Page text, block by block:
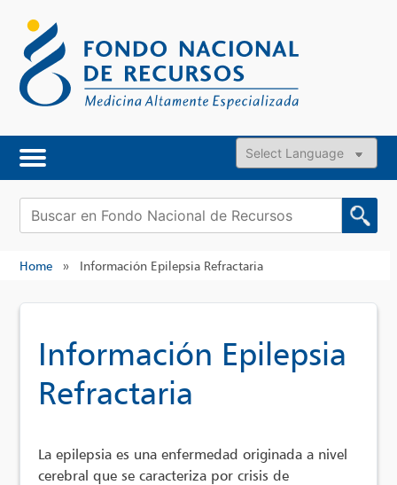
content
Powered by
Buscar:
Home » Información Epilepsia Refractaria
Información Epilepsia
Refractaria
La epilepsia es una enfermedad originada a nivel
cerebral que se caracteriza por crisis de